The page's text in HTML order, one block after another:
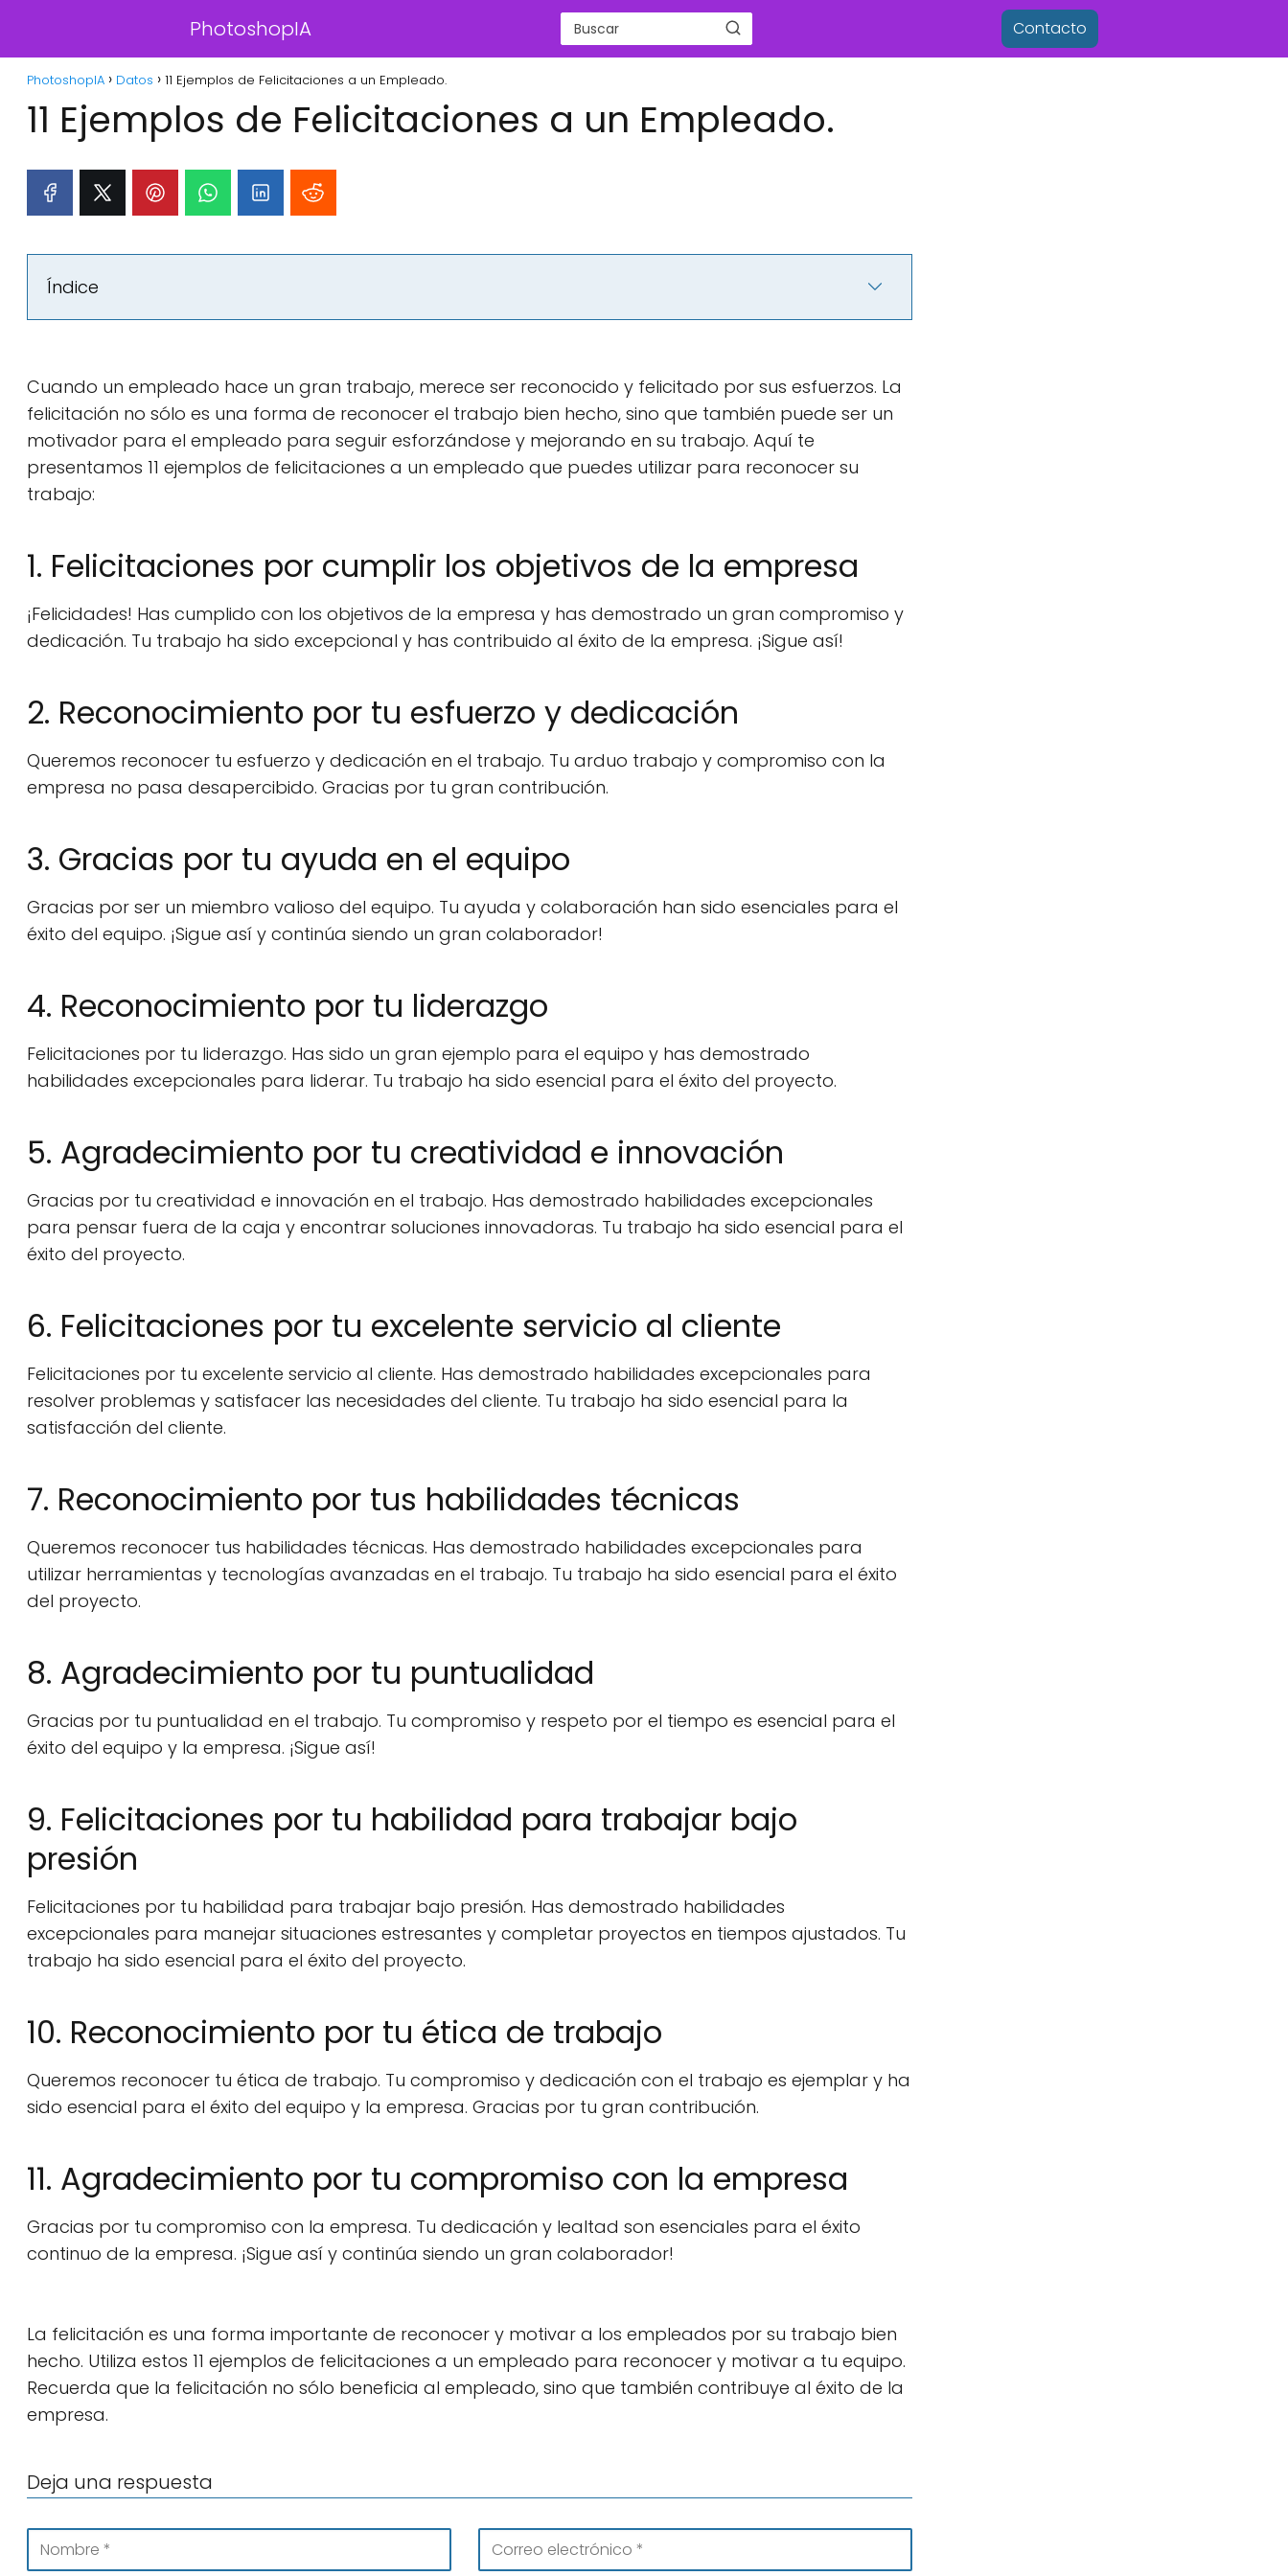
PhotoshopIA Contacto
PhotoshopIA Datos 11 Ejemplos de Felicitaciones a un Empleado.
11 Ejemplos de Felicitaciones a un Empleado.
Índice
Cuando un empleado hace un gran trabajo, merece ser reconocido y felicitado por sus esfuerzos. La
felicitación no sólo es una forma de reconocer el trabajo bien hecho, sino que también puede ser un
motivador para el empleado para seguir esforzándose y mejorando en su trabajo. Aquí te
presentamos 11 ejemplos de felicitaciones a un empleado que puedes utilizar para reconocer su
trabajo:
1. Felicitaciones por cumplir los objetivos de la empresa
¡Felicidades! Has cumplido con los objetivos de la empresa y has demostrado un gran compromiso y
dedicación. Tu trabajo ha sido excepcional y has contribuido al éxito de la empresa. ¡Sigue así!
2. Reconocimiento por tu esfuerzo y dedicación
Queremos reconocer tu esfuerzo y dedicación en el trabajo. Tu arduo trabajo y compromiso con la
empresa no pasa desapercibido. Gracias por tu gran contribución.
3. Gracias por tu ayuda en el equipo
Gracias por ser un miembro valioso del equipo. Tu ayuda y colaboración han sido esenciales para el
éxito del equipo. ¡Sigue así y continúa siendo un gran colaborador!
4. Reconocimiento por tu liderazgo
Felicitaciones por tu liderazgo. Has sido un gran ejemplo para el equipo y has demostrado
habilidades excepcionales para liderar. Tu trabajo ha sido esencial para el éxito del proyecto.
5. Agradecimiento por tu creatividad e innovación
Gracias por tu creatividad e innovación en el trabajo. Has demostrado habilidades excepcionales
para pensar fuera de la caja y encontrar soluciones innovadoras. Tu trabajo ha sido esencial para el
éxito del proyecto.
6. Felicitaciones por tu excelente servicio al cliente
Felicitaciones por tu excelente servicio al cliente. Has demostrado habilidades excepcionales para
resolver problemas y satisfacer las necesidades del cliente. Tu trabajo ha sido esencial para la
satisfacción del cliente.
7. Reconocimiento por tus habilidades técnicas
Queremos reconocer tus habilidades técnicas. Has demostrado habilidades excepcionales para
utilizar herramientas y tecnologías avanzadas en el trabajo. Tu trabajo ha sido esencial para el éxito
del proyecto.
8. Agradecimiento por tu puntualidad
Gracias por tu puntualidad en el trabajo. Tu compromiso y respeto por el tiempo es esencial para el
éxito del equipo y la empresa. ¡Sigue así!
9. Felicitaciones por tu habilidad para trabajar bajo
presión
Felicitaciones por tu habilidad para trabajar bajo presión. Has demostrado habilidades
excepcionales para manejar situaciones estresantes y completar proyectos en tiempos ajustados. Tu
trabajo ha sido esencial para el éxito del proyecto.
10. Reconocimiento por tu ética de trabajo
Queremos reconocer tu ética de trabajo. Tu compromiso y dedicación con el trabajo es ejemplar y ha
sido esencial para el éxito del equipo y la empresa. Gracias por tu gran contribución.
11. Agradecimiento por tu compromiso con la empresa
Gracias por tu compromiso con la empresa. Tu dedicación y lealtad son esenciales para el éxito
continuo de la empresa. ¡Sigue así y continúa siendo un gran colaborador!
La felicitación es una forma importante de reconocer y motivar a los empleados por su trabajo bien
hecho. Utiliza estos 11 ejemplos de felicitaciones a un empleado para reconocer y motivar a tu equipo.
Recuerda que la felicitación no sólo beneficia al empleado, sino que también contribuye al éxito de la
empresa.
Deja una respuesta